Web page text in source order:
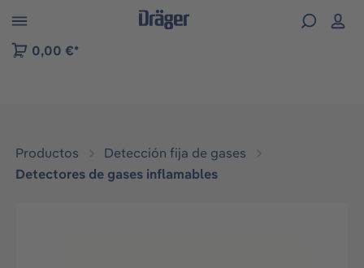
to B2B platform navigation
0,00 €*
Productos
Detección fija de gases
Detectores de gases inflamables